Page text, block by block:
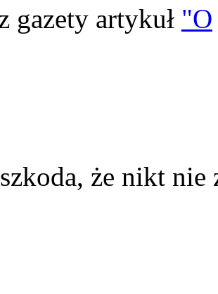
gazety artykuł "O
że nikt nie